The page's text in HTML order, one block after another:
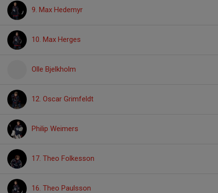
9. Max Hedemyr
10. Max Herges
Olle Bjelkholm
12. Oscar Grimfeldt
Philip Weimers
17. Theo Folkesson
16. Theo Paulsson